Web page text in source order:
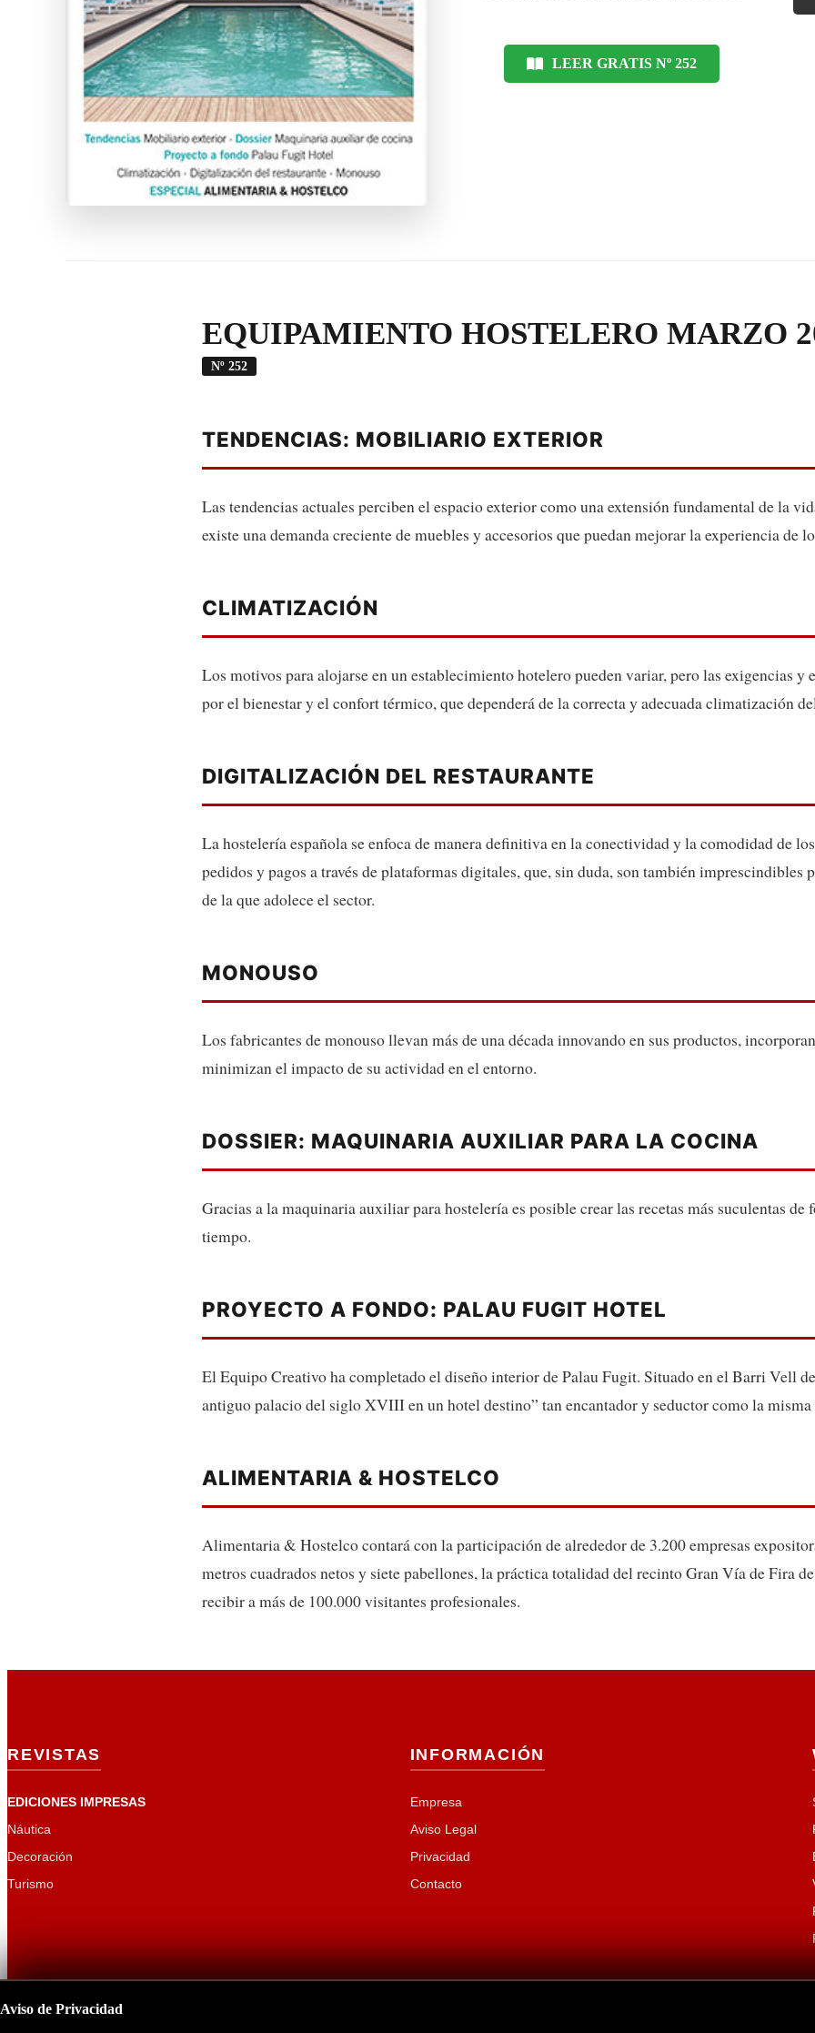
LEER GRATIS Nº 252
EQUIPAMIENTO HOSTELERO MARZO
Nº 252
TENDENCIAS: MOBILIARIO EXTERIOR
Las tendencias actuales perciben el espacio exterior como una extensión fundamental de la
existe una demanda creciente de muebles y accesorios que puedan mejorar la experiencia de
CLIMATIZACIÓN
Los motivos para alojarse en un establecimiento hotelero pueden variar, pero las exigencias y
por el bienestar y el confort térmico, que dependerá de la correcta y adecuada climatización
DIGITALIZACIÓN DEL RESTAURANTE
La hostelería española se enfoca de manera definitiva en la conectividad y la comodidad de
pedidos y pagos a través de plataformas digitales, que, sin duda, son también imprescindibles
de la que adolece el sector.
MONOUSO
Los fabricantes de monouso llevan más de una década innovando en sus productos,
minimizan el impacto de su actividad en el entorno.
DOSSIER: MAQUINARIA AUXILIAR PARA LA COCINA
Gracias a la maquinaria auxiliar para hostelería es posible crear las recetas más suculentas
tiempo.
PROYECTO A FONDO: PALAU FUGIT HOTEL
El Equipo Creativo ha completado el diseño interior de Palau Fugit. Situado en el Barri Vell
antiguo palacio del siglo XVIII en un hotel destino” tan encantador y seductor como la
ALIMENTARIA & HOSTELCO
Alimentaria & Hostelco contará con la participación de alrededor de 3.200 empresas
metros cuadrados netos y siete pabellones, la práctica totalidad del recinto Gran Vía de Fira
recibir a más de 100.000 visitantes profesionales.
REVISTAS
EDICIONES IMPRESAS
Náutica
Decoración
Turismo
INFORMACIÓN
Empresa
Aviso Legal
Privacidad
Contacto
Aviso de Privacidad